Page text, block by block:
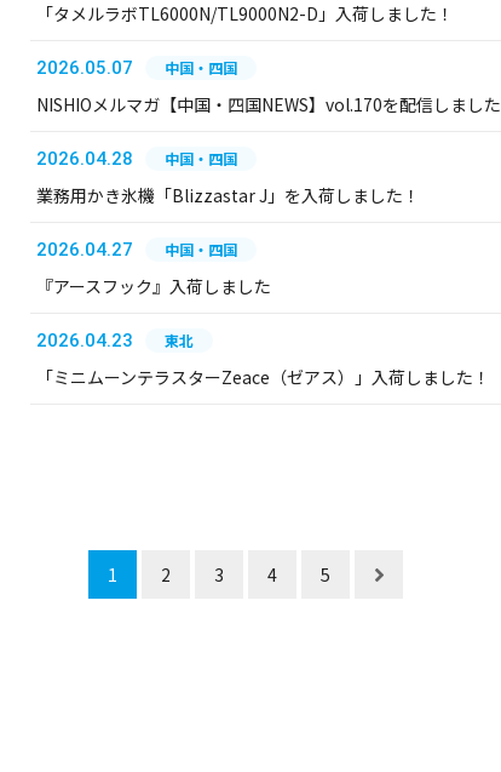
「タメルラボTL6000N/TL9000N2-D」入荷しました！
2026.05.07 中国・四国
NISHIOメルマガ【中国・四国NEWS】vol.170を配信しました
2026.04.28 中国・四国
業務用かき氷機「Blizzastar J」を入荷しました！
2026.04.27 中国・四国
『アースフック』入荷しました
2026.04.23 東北
「ミニムーンテラスターZeace（ゼアス）」入荷しました！
1 2 3 4 5